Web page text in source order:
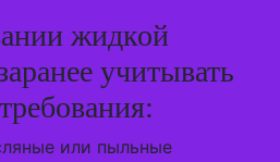
жидкой
учитывать
или пыльные